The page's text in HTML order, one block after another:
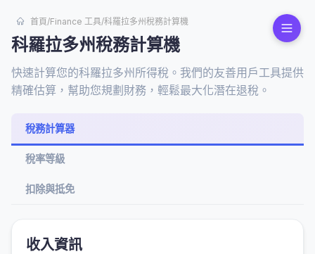
首頁/Finance 工具/科羅拉多州稅務計算機
科羅拉多州稅務計算機
快速計算您的科羅拉多州所得稅。我們的友善用戶工具提供
精確估算，幫助您規劃財務，輕鬆最大化潛在退稅。
稅務計算器
稅率等級
扣除與抵免
收入資訊